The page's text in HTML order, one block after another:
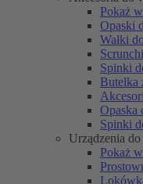
Pokaż
Opaski
Wałki
Spinki
Butelka
Opaska
Spinki
Urządzenia
Pokaż